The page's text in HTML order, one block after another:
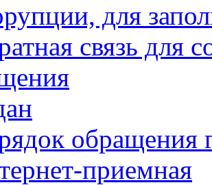
для
связь для
обращения
приемная